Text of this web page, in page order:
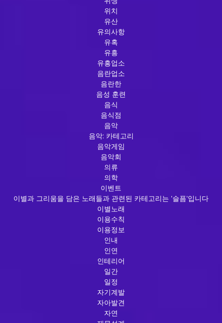
위치
유산
유의사항
유혹
유흥
유흥업소
음란업소
음란한
음성 훈련
음식
음식점
음악
음악: 카테고리
음악게임
음악회
의류
의학
이벤트
이별과 그리움을 담은 노래들과 관련된 카테고리는 '슬픔'입니다
이별노래
이용수칙
이용정보
인내
인연
인테리어
일간
일정
자기계발
자아발견
자연